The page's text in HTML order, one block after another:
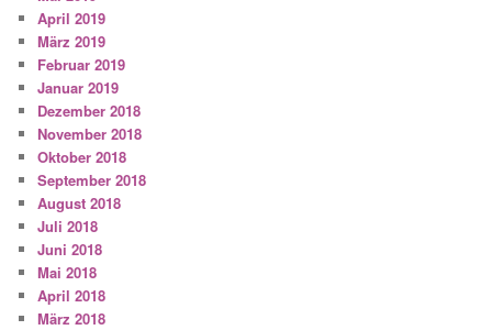
April 2019
März 2019
Februar 2019
Januar 2019
Dezember 2018
November 2018
Oktober 2018
September 2018
August 2018
Juli 2018
Juni 2018
Mai 2018
April 2018
März 2018